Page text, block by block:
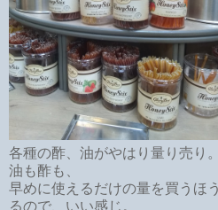
各種の酢、油がやはり量り売り。
油も酢も、
早めに使えるだけの量を買うほ
るので、いい感じ。